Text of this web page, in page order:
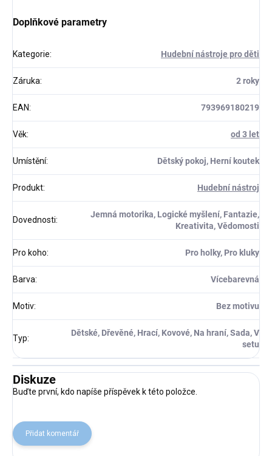
Doplňkové parametry
Kategorie: Hudební nástroje pro děti
Záruka: 2 roky
EAN: 793969180219
Věk: od 3 let
Umístění: Dětský pokoj, Herní koutek
Produkt: Hudební nástroj
Dovednosti:
Jemná motorika, Logické myšlení, Fantazie,
Kreativita, Vědomosti
Pro koho: Pro holky, Pro kluky
Barva: Vícebarevná
Motiv: Bez motivu
Typ:
Dětské, Dřevěné, Hrací, Kovové, Na hraní, Sada, V
setu
Diskuze
Buďte první, kdo napíše příspěvek k této položce.
Přidat komentář